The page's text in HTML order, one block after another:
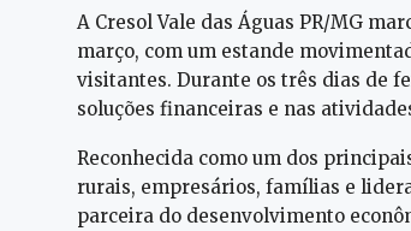
A Cresol Vale das Águas PR/MG
março, com um estande
visitantes. Durante os três dias de
soluções financeiras e nas
Reconhecida como um dos
rurais, empresários, famílias e
parceira do desenvolvimento